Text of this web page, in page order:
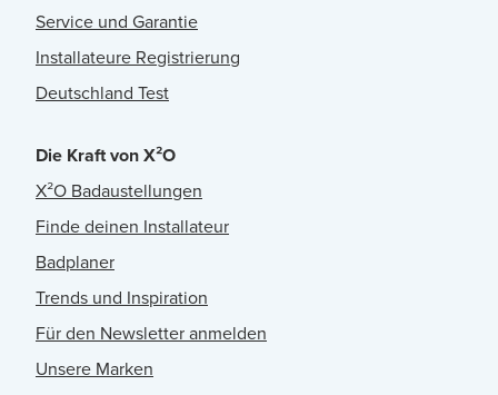
Service und Garantie
Installateure Registrierung
Deutschland Test
Die Kraft von X²O
X²O Badaustellungen
Finde deinen Installateur
Badplaner
Trends und Inspiration
Für den Newsletter anmelden
Unsere Marken